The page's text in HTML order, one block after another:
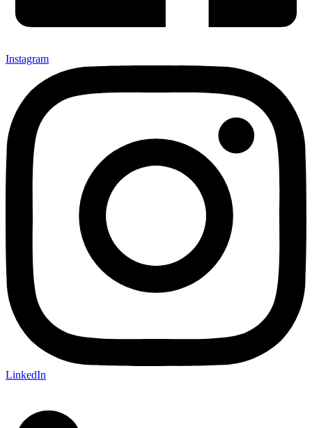
Instagram
LinkedIn